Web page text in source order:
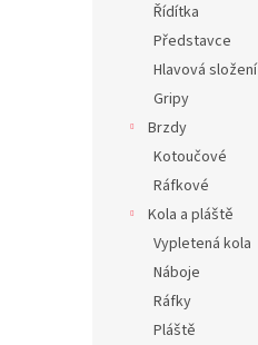
Řídítka
Představce
Hlavová složení
Gripy
Brzdy
Kotoučové
Ráfkové
Kola a pláště
Vypletená kola
Náboje
Ráfky
Pláště